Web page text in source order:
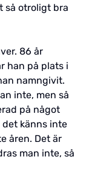
så otroligt bra
86 år
han på plats i
namngivit.
inte, men så
på något
det känns inte
åren. Det är
man inte, så